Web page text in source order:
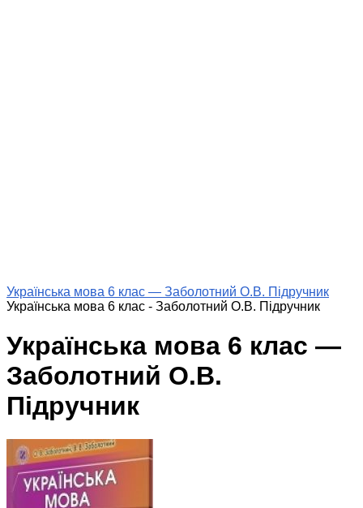
Українська мова 6 клас — Заболотний О.В. Підручник
Українська мова 6 клас - Заболотний О.В. Підручник
Українська мова 6 клас —
Заболотний О.В.
Підручник